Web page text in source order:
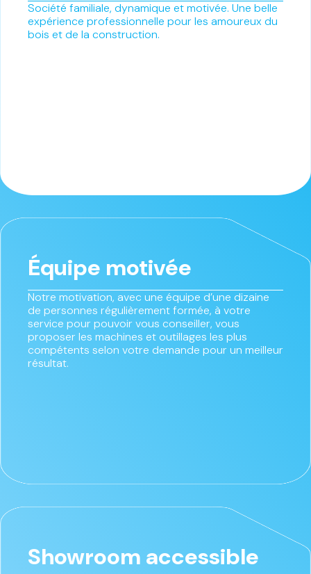
Société familiale, dynamique et motivée. Une belle
expérience professionnelle pour les amoureux du
bois et de la construction.
Équipe motivée
Notre motivation, avec une équipe d’une dizaine
de personnes régulièrement formée, à votre
service pour pouvoir vous conseiller, vous
proposer les machines et outillages les plus
compétents selon votre demande pour un meilleur
résultat.
Showroom accessible